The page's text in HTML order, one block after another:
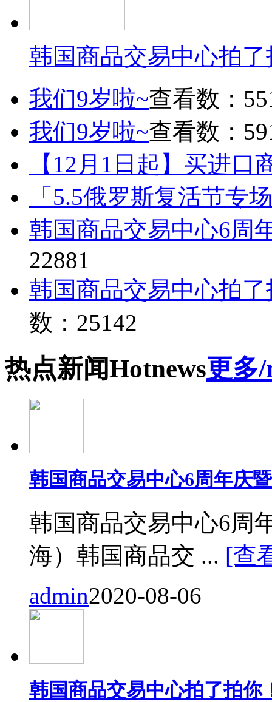
韩国商品交易中心拍
我们9岁啦~查看数：
我们9岁啦~查看数：
【12月1日起】买进口
「5.5俄罗斯复活节专
韩国商品交易中心6周
22881
韩国商品交易中心拍
数：25142
热点新闻Hotnews更多
韩国商品交易中心6周年庆
韩国商品交易中心6周
海）韩国商品交 ... [查
admin2020-08-06
韩国商品交易中心拍了拍你